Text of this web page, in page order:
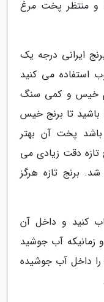
و منتظر پخت مرغ
ایرانی درجه یک
استفاده می کنید
خیس و کمی سنگ
تا برنج خیس
باشد پخت آن بهتر
دقت زیادی می
برنج تازه هرگز
کنید و داخل آن
زمانیکه آب جوشید
داخل آب جوشیده